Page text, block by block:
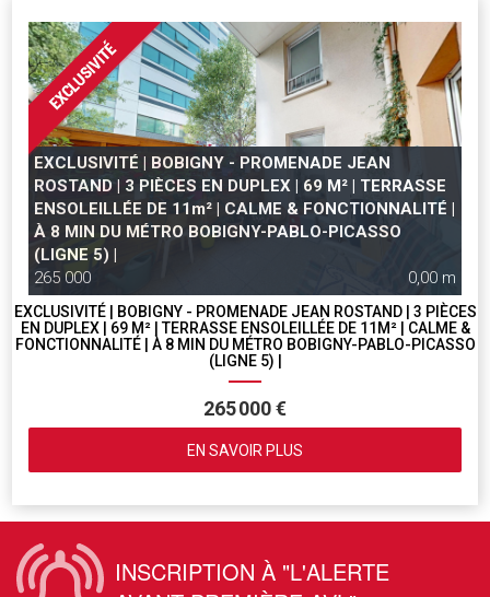
EXCLUSIVITÉ | BOBIGNY - PROMENADE JEAN
ROSTAND | 3 PIÈCES EN DUPLEX | 69 M² | TERRASSE
ENSOLEILLÉE DE 11m² | CALME & FONCTIONNALITÉ |
À 8 MIN DU MÉTRO BOBIGNY-PABLO-PICASSO
(LIGNE 5) |
265 000
0,00 m
EXCLUSIVITÉ | BOBIGNY - PROMENADE JEAN ROSTAND | 3 PIÈCES
EN DUPLEX | 69 M² | TERRASSE ENSOLEILLÉE DE 11M² | CALME &
FONCTIONNALITÉ | À 8 MIN DU MÉTRO BOBIGNY-PABLO-PICASSO
(LIGNE 5) |
265 000 €
EN SAVOIR PLUS
INSCRIPTION À "L'ALERTE